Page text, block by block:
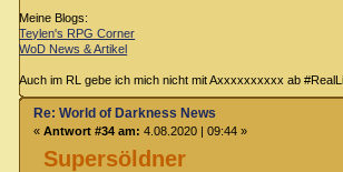
Meine Blogs:
Teylen's RPG Corner
WoD News & Artikel
Auch im RL gebe ich mich nicht mit Axxxxxxxxxx ab
Supersöldner
Re: World of Darkness News
« Antwort #34 am: 4.08.2020 | 09:44 »